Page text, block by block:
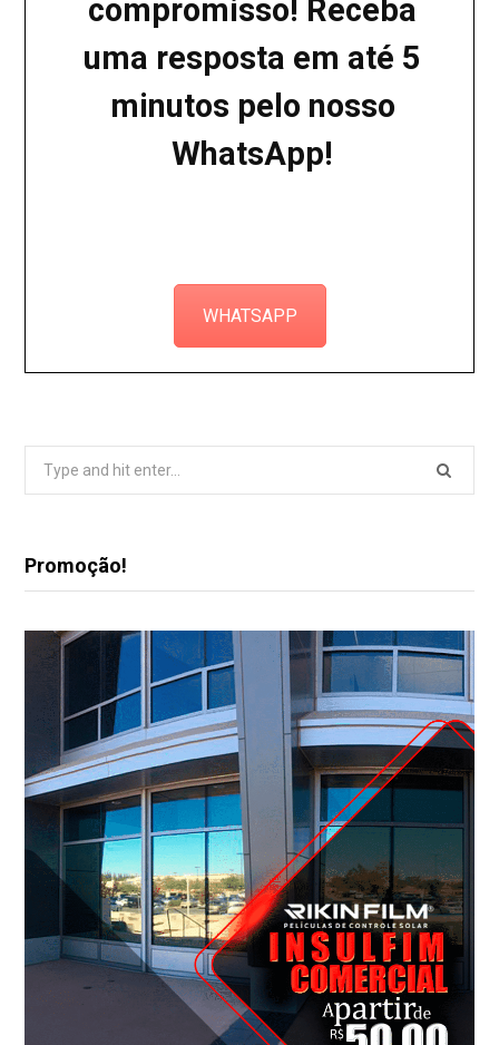
compromisso! Receba
uma resposta em até 5
minutos pelo nosso
WhatsApp!
WHATSAPP
Promoção!